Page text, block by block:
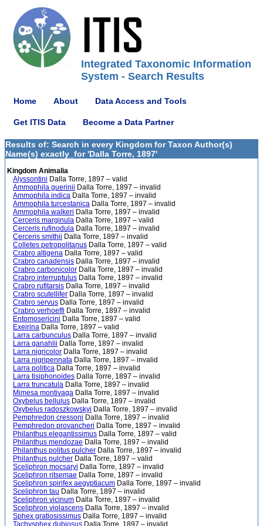
Integrated Taxonomic Information
System - Search Results
Home About Data Access and Tools
Get ITIS Data Become a Data Partner
Results of: Search in every Kingdom for Taxon Author(s)
Name(s) exactly_for 'Dalla Torre, 1897'
Kingdom Animalia
Alyssontini Dalla Torre, 1897 – valid
Ammophila guerinii Dalla Torre, 1897 – invalid
Ammophila indica Dalla Torre, 1897 – invalid
Ammophila turcestanica Dalla Torre, 1897 – invalid
Ammophila walkeri Dalla Torre, 1897 – invalid
Cerceris marginula Dalla Torre, 1897 – valid
Cerceris rufinodula Dalla Torre, 1897 – invalid
Cerceris smithii Dalla Torre, 1897 – invalid
Colletes petropolitanus Dalla Torre, 1897 – valid
Crabro altigena Dalla Torre, 1897 – valid
Crabro canadensis Dalla Torre, 1897 – invalid
Crabro carbonicolor Dalla Torre, 1897 – invalid
Crabro interruptulus Dalla Torre, 1897 – invalid
Crabro rufitarsis Dalla Torre, 1897 – invalid
Crabro scutellifer Dalla Torre, 1897 – invalid
Crabro servus Dalla Torre, 1897 – invalid
Crabro verhoeffi Dalla Torre, 1897 – invalid
Entomosericini Dalla Torre, 1897 – valid
Exeirina Dalla Torre, 1897 – valid
Larra carbunculus Dalla Torre, 1897 – invalid
Larra ganahlii Dalla Torre, 1897 – invalid
Larra nigricolor Dalla Torre, 1897 – invalid
Larra nigripennata Dalla Torre, 1897 – invalid
Larra politica Dalla Torre, 1897 – invalid
Larra tisiphonoides Dalla Torre, 1897 – invalid
Larra truncatula Dalla Torre, 1897 – invalid
Mimesa montivaga Dalla Torre, 1897 – invalid
Oxybelus bellulus Dalla Torre, 1897 – invalid
Oxybelus radoszkowskyi Dalla Torre, 1897 – invalid
Pemphredon cressoni Dalla Torre, 1897 – invalid
Pemphredon provancheri Dalla Torre, 1897 – invalid
Philanthus elegantissimus Dalla Torre, 1897 – valid
Philanthus mendozae Dalla Torre, 1897 – invalid
Philanthus politus pulcher Dalla Torre, 1897 – invalid
Philanthus pulcher Dalla Torre, 1897 – valid
Sceliphron mocsaryi Dalla Torre, 1897 – invalid
Sceliphron ritsemae Dalla Torre, 1897 – invalid
Sceliphron spirifex aegyptiacum Dalla Torre, 1897 – invalid
Sceliphron tau Dalla Torre, 1897 – invalid
Sceliphron vicinum Dalla Torre, 1897 – invalid
Sceliphron violascens Dalla Torre, 1897 – invalid
Sphex gratiosissimus Dalla Torre, 1897 – invalid
Tachysphex dubiosus Dalla Torre, 1897 – invalid